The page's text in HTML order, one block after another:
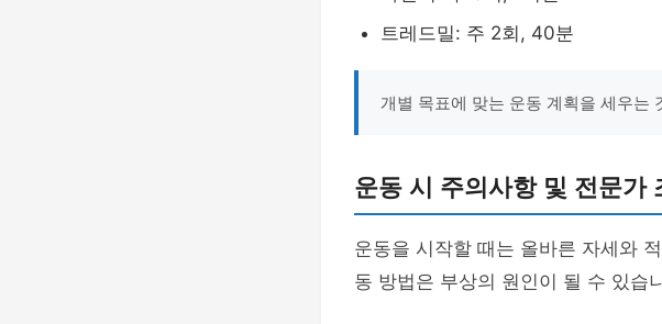
트레드밀: 주 2회, 40분
개별 목표에 맞는 운동 계획을 세우는
운동 시 주의사항 및 전문가
운동을 시작할 때는 올바른 자세와
동 방법은 부상의 원인이 될 수 있습